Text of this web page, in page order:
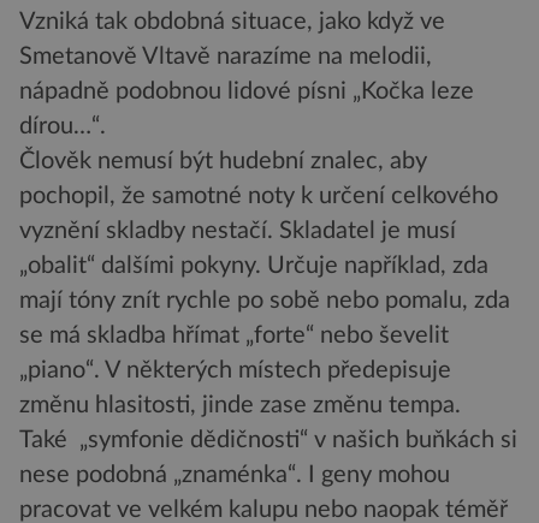
Vzniká tak obdobná situace, jako když ve
Smetanově Vltavě narazíme na melodii,
nápadně podobnou lidové písni „Kočka leze
dírou…“.
Člověk nemusí být hudební znalec, aby
pochopil, že samotné noty k určení celkového
vyznění skladby nestačí. Skladatel je musí
„obalit“ dalšími pokyny. Určuje například, zda
mají tóny znít rychle po sobě nebo pomalu, zda
se má skladba hřímat „forte“ nebo ševelit
„piano“. V některých místech předepisuje
změnu hlasitosti, jinde zase změnu tempa.
Také „symfonie dědičnosti“ v našich buňkách si
nese podobná „znaménka“. I geny mohou
pracovat ve velkém kalupu nebo naopak téměř